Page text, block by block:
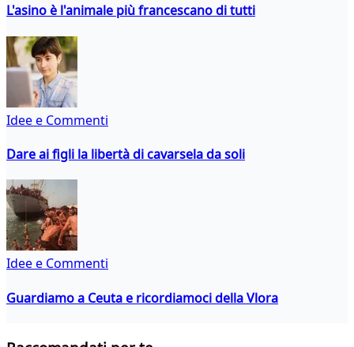
L'asino è l'animale più francescano di tutti
Idee e Commenti
Dare ai figli la libertà di cavarsela da soli
Idee e Commenti
Guardiamo a Ceuta e ricordiamoci della Vlora